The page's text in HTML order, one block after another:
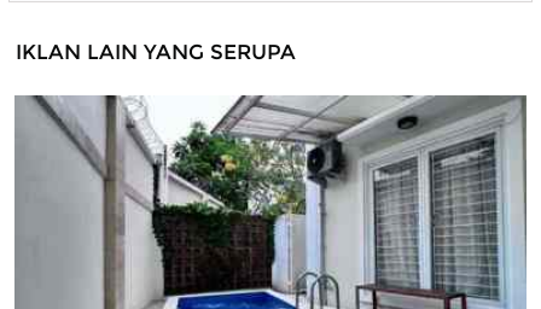
IKLAN LAIN YANG SERUPA